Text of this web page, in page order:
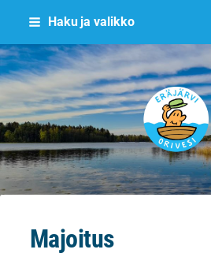
Siirry
sisältöön
Haku ja valikko
Eräjärvi
Majoitus